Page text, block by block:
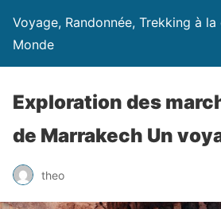
Voyage, Randonnée, Trekking à
Monde
Exploration des
de Marrakech Un
theo